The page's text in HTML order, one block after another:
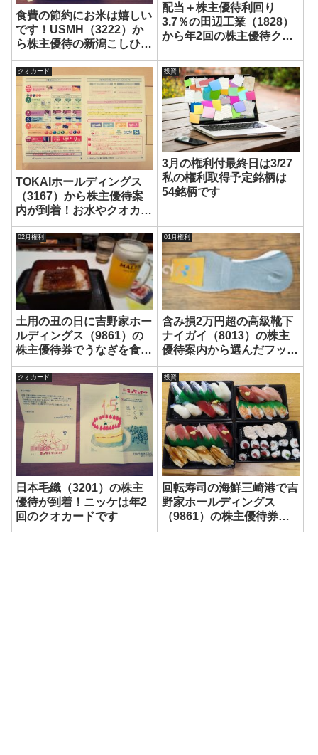
食費の節約にお米は嬉しい
です！USMH（3222）か
ら株主優待の新潟こしひか
りが到着！
配当＋株主優待利回り
3.7％の田辺工業（1828）
から年2回の株主優待クオ
クオカード
TOKAIホールディングス
（3167）から株主優待案
内が到着！お水やクオカー
ドなどから選択できます
投資
3月の権利付最終日は3/27
私の権利取得予定銘柄は
54銘柄です
02月権利
土用の丑の日に吉野家ホー
ルディングス（9861）の
株主優待券でうなぎを食べ
ました！
01月権利
含み損2万円超の高級靴下
ナイガイ（8013）の株主
優待案内から選んだフット
カバーソックスが到着！
クオカード
日本毛織（3201）の株主
優待が到着！ニッケは年2
回のクオカードです
投資
回転寿司の海鮮三崎港で吉
野家ホールディングス
（9861）の株主優待券を
使い切りました！